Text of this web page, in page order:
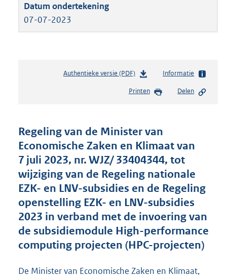
07-07-2023
Authentieke versie (PDF)b
s
d
s
g
o
o
t
e
:
1
M
Informatie
Printen Delen
Regeling van de Minister van
Economische Zaken en Klimaat van
7 juli 2023, nr. WJZ/ 33404344, tot
wijziging van de Regeling nationale
EZK- en LNV-subsidies en de Regeling
openstelling EZK- en LNV-subsidies
2023 in verband met de invoering van
de subsidiemodule High-performance
computing projecten (HPC-projecten)
De Minister van Economische Zaken en Klimaat,